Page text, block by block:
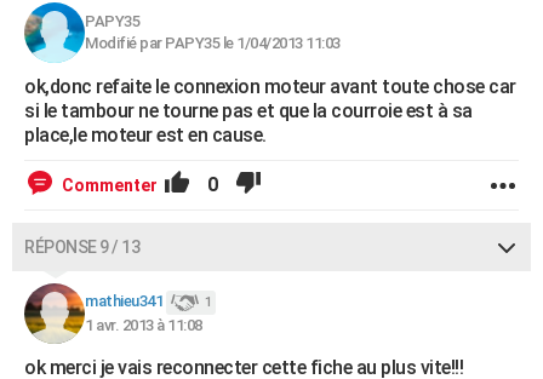
PAPY35
Modifié par PAPY35 le 1/04/2013 11:03
ok,donc refaite le connexion moteur avant toute chose car
si le tambour ne tourne pas et que la courroie est à sa
place,le moteur est en cause.
Commenter 0
RÉPONSE 9 / 13
mathieu341 1
1 avr. 2013 à 11:08
ok merci je vais reconnecter cette fiche au plus vite!!!